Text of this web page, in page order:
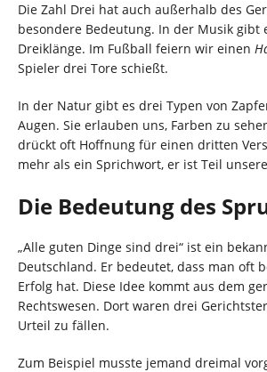
Die Zahl Drei hat auch außerhalb des
besondere Bedeutung. In der Musik gibt
Dreiklänge. Im Fußball feiern wir einen
Spieler drei Tore schießt.
In der Natur gibt es drei Typen von
Augen. Sie erlauben uns, Farben zu
drückt oft Hoffnung für einen dritten
mehr als ein Sprichwort, er ist Teil
Die Bedeutung des
„Alle guten Dinge sind drei“ ist ein
Deutschland. Er bedeutet, dass man oft
Erfolg hat. Diese Idee kommt aus dem
Rechtswesen. Dort waren drei
Urteil zu fällen.
Zum Beispiel musste jemand dreimal